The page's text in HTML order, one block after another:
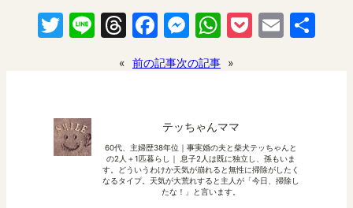
Twitter
LineThreads
Facebook
Messenger
WhatsApp
Pocket
Email
« 前の記事次の記事 »
テッちゃんママ
60代、主婦歴38年位｜事実婚の夫と柴犬テッちゃんと
の2人＋1匹暮らし｜ 息子2人は既に独立し、孫もいま
す。どういうわけか天気が崩れると無性に掃除がしたく
なるタイプ。天気が大荒れすると主人が「今日、掃除し
たな！」と言います。